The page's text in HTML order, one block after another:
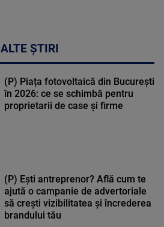
ALTE ȘTIRI
(P) Piața fotovoltaică din București
în 2026: ce se schimbă pentru
proprietarii de case și firme
(P) Ești antreprenor? Află cum te
ajută o campanie de advertoriale
să crești vizibilitatea și încrederea
brandului tău